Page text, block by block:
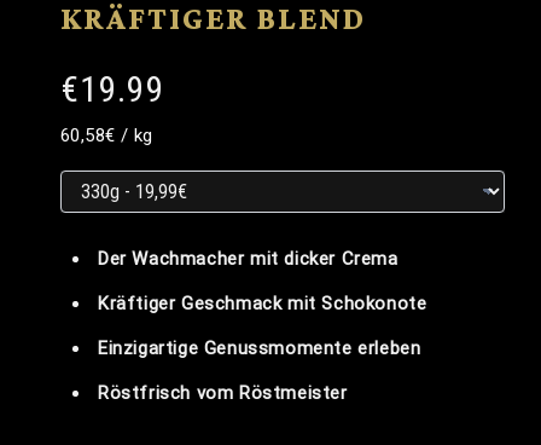
KRÄFTIGER BLEND
€19.99
Grundpreis
Grundpreis
60,58€ / pro
kg
Der Wachmacher mit dicker Crema
Kräftiger Geschmack mit Schokonote
Einzigartige Genussmomente erleben
Röstfrisch vom Röstmeister